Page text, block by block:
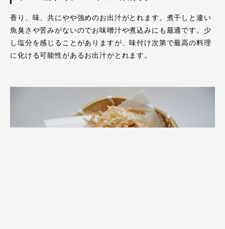
香り、味、共にやや強めのお出汁がとれます。煮干しと違い
魚臭さや苦みがないのでお味噌汁や煮込みにも最適です。少
し塩分を感じることがありますが、味付け次第で最高の料理
に化ける可能性があるお出汁がとれます。